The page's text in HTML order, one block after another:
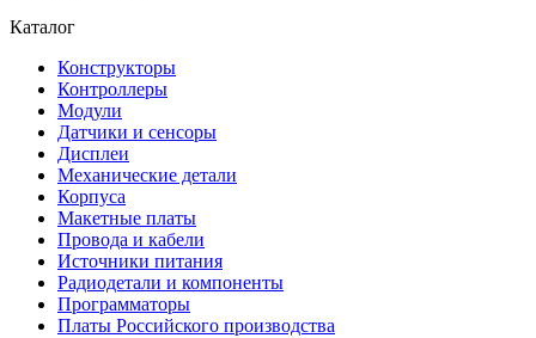
Каталог
Конструкторы
Контроллеры
Модули
Датчики и сенсоры
Дисплеи
Механические детали
Корпуса
Макетные платы
Провода и кабели
Источники питания
Радиодетали и компоненты
Программаторы
Платы Российского производства